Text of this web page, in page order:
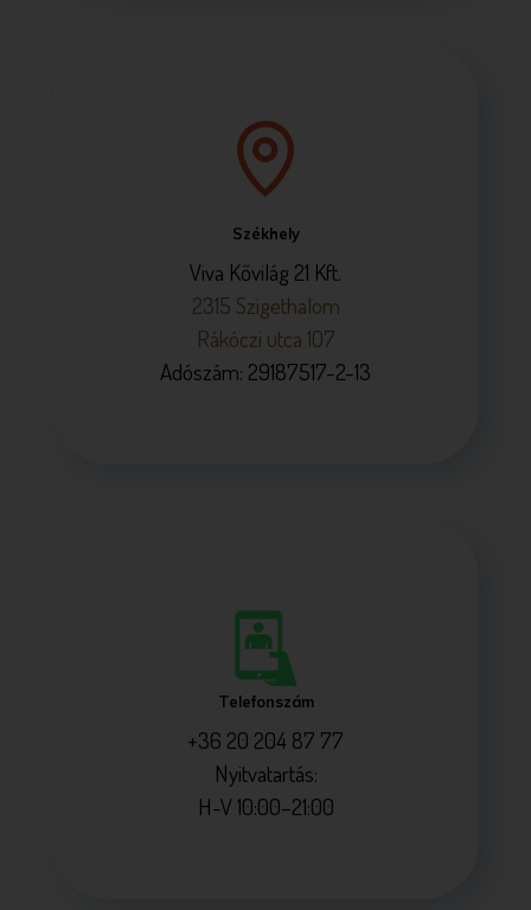
Székhely
Viva Kővilág 21 Kft.
2315 Szigethalom
Rákóczi utca 107
Adószám: 29187517-2-13
Telefonszám
+36 20 204 87 77
Nyitvatartás:
H-V 10:00–21:00